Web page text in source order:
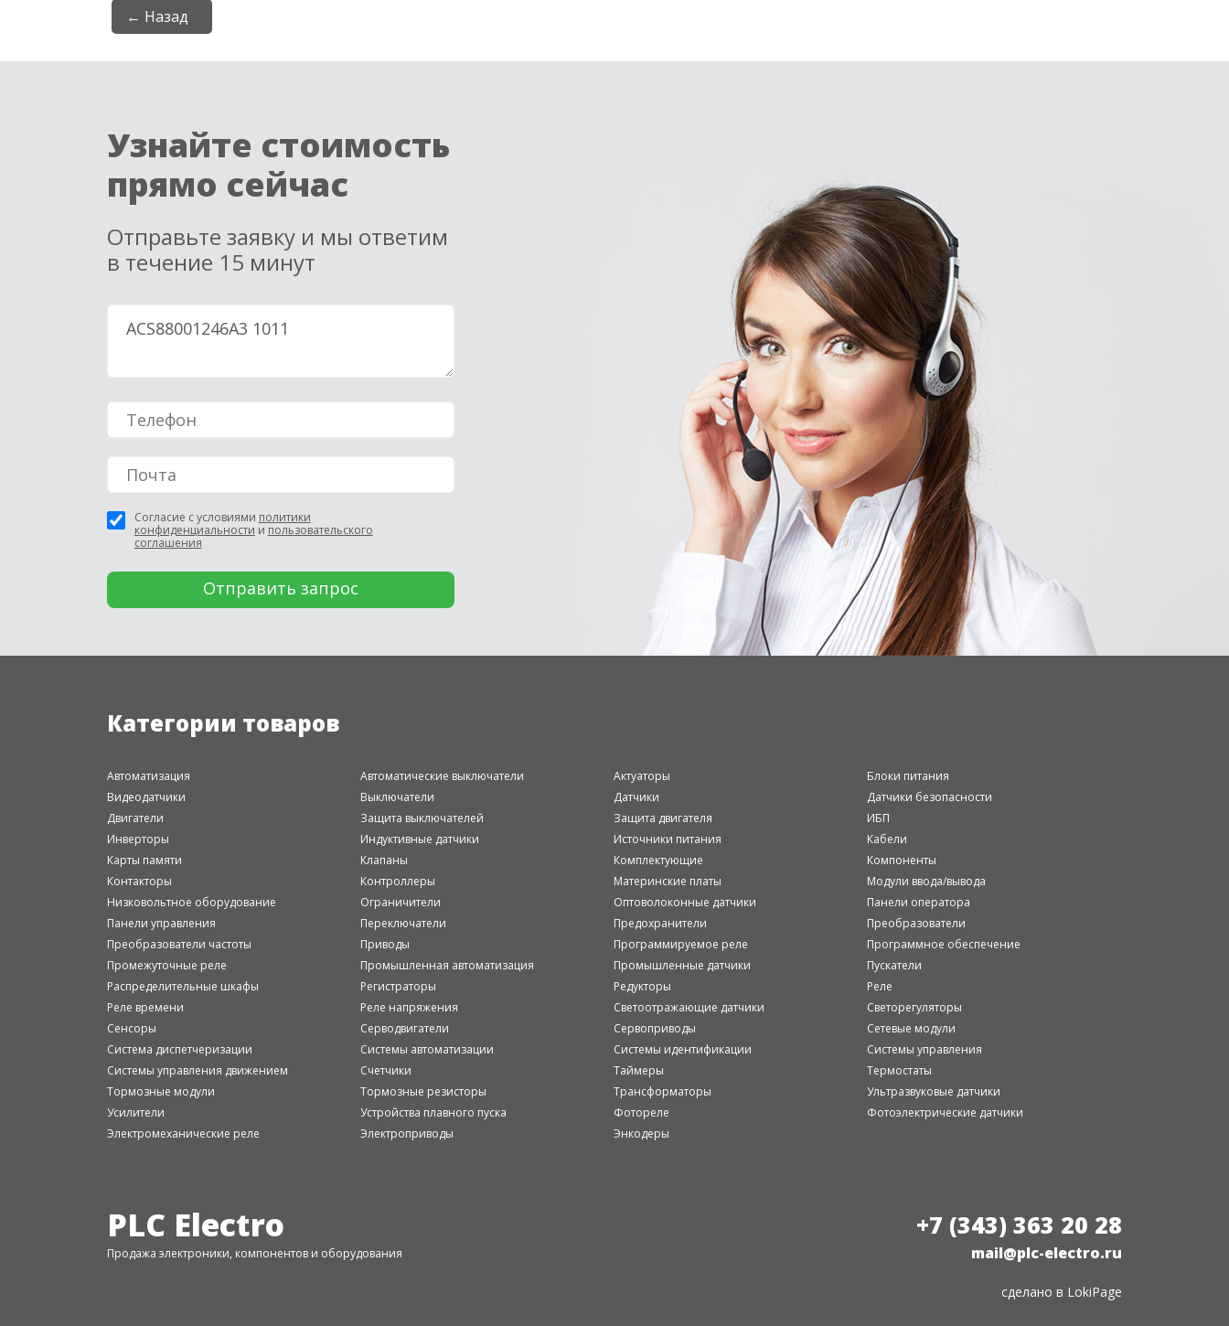
← Назад
Узнайте стоимость
прямо сейчас
Отправьте заявку и мы ответим
в течение 15 минут
Согласие с условиями политики
конфиденциальности и пользовательского
соглашения
Категории товаров
Автоматизация Автоматические выключатели Актуаторы
Блоки питания
Видеодатчики
Выключатели Датчики
Датчики безопасности
Двигатели
Защита выключателей Защита двигателя
ИБП
Инверторы
Индуктивные датчики Источники питания
Кабели
Карты памяти
Клапаны Комплектующие
Компоненты
Контакторы
Контроллеры Материнские платы
Модули ввода/вывода
Низковольтное оборудование
Ограничители Оптоволоконные датчики
Панели оператора
Панели управления
Переключатели Предохранители
Преобразователи
Преобразователи частоты
Приводы Программируемое реле
Программное обеспечение
Промежуточные реле
Промышленная автоматизация Промышленные датчики
Пускатели
Распределительные шкафы
Регистраторы Редукторы
Реле
Реле времени
Реле напряжения Светоотражающие датчики
Светорегуляторы
Сенсоры
Серводвигатели Сервоприводы
Сетевые модули
Система диспетчеризации
Системы автоматизации Системы идентификации
Системы управления
Системы управления движением
Счетчики Таймеры
Термостаты
Тормозные модули
Тормозные резисторы Трансформаторы
Ультразвуковые датчики
Усилители
Устройства плавного пуска Фотореле
Фотоэлектрические датчики
Электромеханические реле
Электроприводы Энкодеры
PLC Electro
Продажа электроники, компонентов и оборудования
+7 (343) 363 20 28
mail@plc-electro.ru
сделано в LokiPage